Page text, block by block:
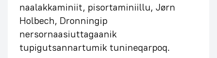
naalakkaminiit, pisortaminiillu, Jørn
Holbech, Dronningip
nersornaasiuttagaanik
tupigutsannartumik tunineqarpoq.